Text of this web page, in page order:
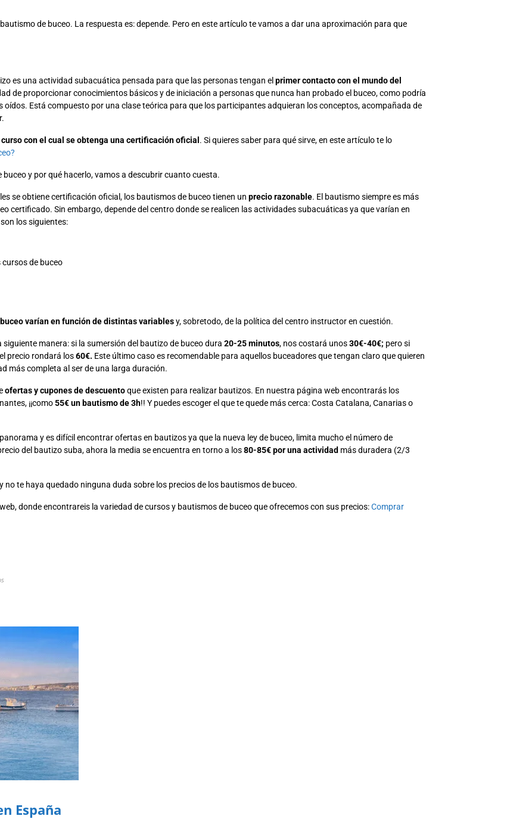
de buceo. La respuesta es: depende. Pero en este artículo te vamos a dar una aproximación para que
es una actividad subacuática pensada para que las personas tengan el primer contacto con el mundo del
de proporcionar conocimientos básicos y de iniciación a personas que nunca han probado el buceo, como podría
oídos. Está compuesto por una clase teórica para que los participantes adquieran los conceptos, acompañada de
con el cual se obtenga una certificación oficial . Si quieres saber para qué sirve, en este artículo te lo
y por qué hacerlo, vamos a descubrir cuanto cuesta.
se obtiene certificación oficial, los bautismos de buceo tienen un precio razonable. El bautismo siempre es más
certificado. Sin embargo, depende del centro donde se realicen las actividades subacuáticas ya que varían en
los siguientes:
de buceo
varían en función de distintas variablesy, sobretodo, de la política del centro instructor en cuestión.
manera: si la sumersión del bautizo de buceo dura 20-25 minutos, nos costará unos30€-40€; pero si
precio rondará los60€. Este último caso es recomendable para aquellos buceadores que tengan claro que quieren
más completa al ser de una larga duración.
ofertas y cupones de descuentoque existen para realizar bautizos. En nuestra página web encontrarás los
¡¡como55€ un bautismo de 3h!! Y puedes escoger el que te quede más cerca: Costa Catalana, Canarias o
y es difícil encontrar ofertas en bautizos ya que la nueva ley de buceo, limita mucho el número de
del bautizo suba, ahora la media se encuentra en torno a los80-85€ por una actividad más duradera (2/3
no te haya quedado ninguna duda sobre los precios de los bautismos de buceo.
donde encontrareis la variedad de cursos y bautismos de buceo que ofrecemos con sus precios:Comprar
España